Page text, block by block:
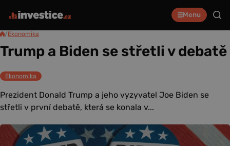
Menu
/Ekonomika
Trump a Biden se střetli v debatě
Ekonomika
Prezident Donald Trump a jeho vyzyvatel Joe Biden se
střetli v první debatě, která se konala v...